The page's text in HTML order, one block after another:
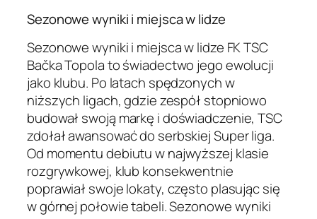
Sezonowe wyniki i miejsca w lidze
Sezonowe wyniki i miejsca w lidze FK TSC
Bačka Topola to świadectwo jego ewolucji
jako klubu. Po latach spędzonych w
niższych ligach, gdzie zespół stopniowo
budował swoją markę i doświadczenie, TSC
zdołał awansować do serbskiej Super liga.
Od momentu debiutu w najwyższej klasie
rozgrywkowej, klub konsekwentnie
poprawiał swoje lokaty, często plasując się
w górnej połowie tabeli. Sezonowe wyniki